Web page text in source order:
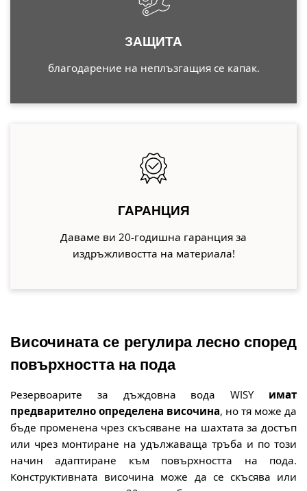
ЗАЩИТА
благодарение на неплъзгащия се капак.
ГАРАНЦИЯ
Даваме ви 20-годишна гаранция за
издръжливостта на материала!
Височината се регулира лесно според
повърхността на пода
Резервоарите за дъждовна вода WISY имат
предварително определена височина, но тя може да
бъде променена чрез скъсяване на шахтата за достъп
или чрез монтиране на удължаваща тръба и по този
начин адаптиране към повърхността на пода.
Конструктивната височина може да се скъсява или